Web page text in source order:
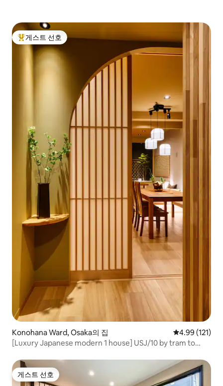
상위 게스트 선호
게스트 선호
Konohana Ward, Osaka의 집 평점 4.99점(5
4.99 (121)
[Luxury Japanese modern 1 house] USJ/10 by tram to
게스트 선호
게스트 선호